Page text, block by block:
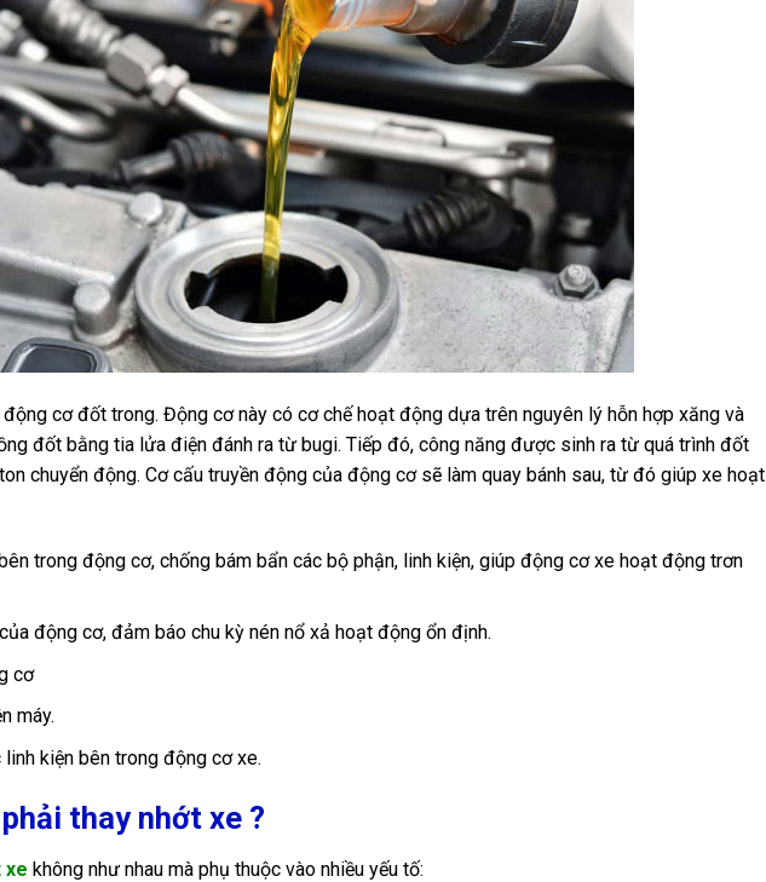
cơ đốt trong. Động cơ này có cơ chế hoạt động dựa trên nguyên lý hỗn hợp xăng và
đốt bằng tia lửa điện đánh ra từ bugi. Tiếp đó, công năng được sinh ra từ quá trình đốt
chuyển động. Cơ cấu truyền động của động cơ sẽ làm quay bánh sau, từ đó giúp xe hoạt
trong động cơ, chống bám bẩn các bộ phận, linh kiện, giúp động cơ xe hoạt động trơn
động cơ, đảm báo chu kỳ nén nổ xả hoạt động ổn định.
cơ
máy.
kiện bên trong động cơ xe.
thay nhớt xe ?
xe không như nhau mà phụ thuộc vào nhiều yếu tố: